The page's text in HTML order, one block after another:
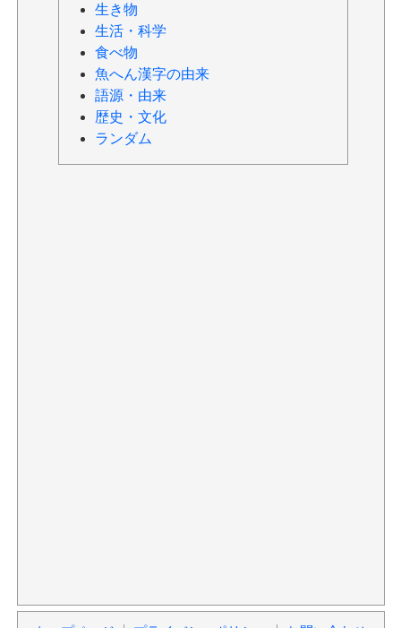
生き物
生活・科学
食べ物
魚へん漢字の由来
語源・由来
歴史・文化
ランダム